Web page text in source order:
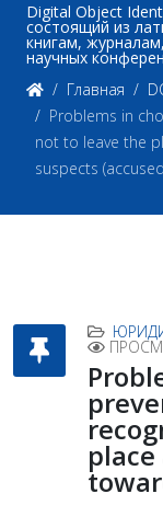
Digital Object
состоящий из
книгам,
научных
Главная
Problems in
not to leave the
suspects